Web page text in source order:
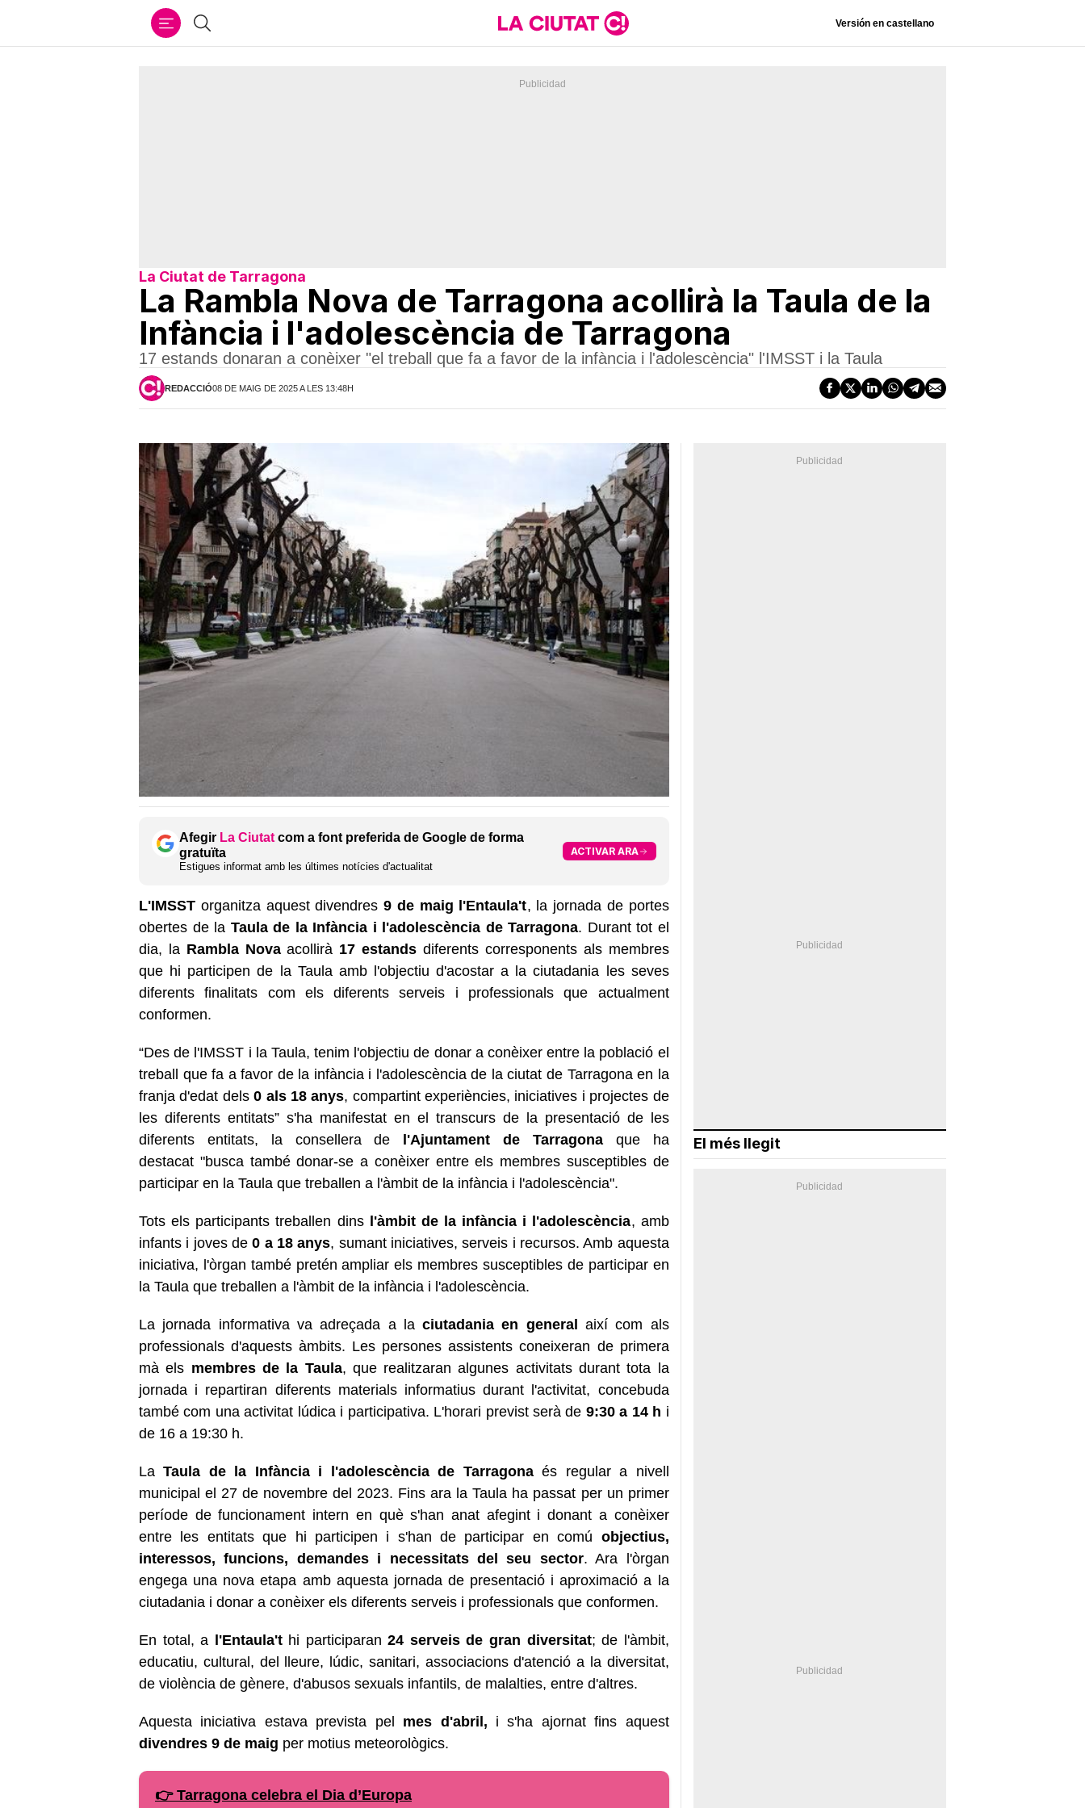
Cercar Versión en castellano
La Ciutat de Tarragona
La Rambla Nova de Tarragona acollirà la Taula de la
Infància i l'adolescència de Tarragona
17 estands donaran a conèixer "el treball que fa a favor de la infància i l'adolescència" l'IMSST i la Taula
REDACCIÓ08 DE MAIG DE 2025 A LES 13:48H
Afegir La Ciutat com a font preferida de Google de forma
gratuïta
Estigues informat amb les últimes notícies d'actualitat
ACTIVAR ARA
L'IMSST organitza aquest divendres9 de maig l'Entaula't, la jornada de portes
obertes de la Taula de la Infància i l'adolescència de Tarragona. Durant tot el
dia, la Rambla Novaacollirà 17 estands diferents corresponents als membres
que hi participen de la Taula amb l'objectiu d'acostar a la ciutadania les seves
diferents finalitats com els diferents serveis i professionals que actualment
conformen.
“Des de l'IMSST i la Taula, tenim l'objectiu de donar a conèixer entre la població el
treball que fa a favor de la infància i l'adolescència de la ciutat de Tarragona en la
franja d'edat dels0 als 18 anys, compartint experiències, iniciatives i projectes de
les diferents entitats” s'ha manifestat en el transcurs de la presentació de les
diferents entitats, la consellera de
l'Ajuntament de Tarragonaque ha
destacat "busca també donar-se a conèixer entre els membres susceptibles de
participar en la Taula que treballen a l'àmbit de la infància i l'adolescència".
Tots els participants treballen dins l'àmbit de la infància i l'adolescència, amb
infants i joves de0 a 18 anys, sumant iniciatives, serveis i recursos. Amb aquesta
iniciativa, l'òrgan també pretén ampliar els membres susceptibles de participar en
la Taula que treballen a l'àmbit de la infància i l'adolescència.
La jornada informativa va adreçada a laciutadania en general
així com als
professionals d'aquests àmbits. Les persones assistents coneixeran de primera
mà els membres de la Taula, que realitzaran algunes activitats durant tota la
jornada i repartiran diferents materials informatius durant l'activitat, concebuda
també com una activitat lúdica i participativa. L'horari previst serà de 9:30 a 14 h i
de 16 a 19:30 h.
La Taula de la Infància i l'adolescència de Tarragonaés regular a nivell
municipal el 27 de novembre del 2023. Fins ara la Taula ha passat per un primer
període de funcionament intern en què s'han anat afegint i donant a conèixer
entre les entitats que hi participen i s'han de participar en comú objectius,
interessos, funcions, demandes i necessitats del seu sector. Ara l'òrgan
engega una nova etapa amb aquesta jornada de presentació i aproximació a la
ciutadania i donar a conèixer els diferents serveis i professionals que conformen.
En total, a l'Entaula'thi participaran 24 serveis de gran diversitat; de l'àmbit,
educatiu, cultural, del lleure, lúdic, sanitari, associacions d'atenció a la diversitat,
de violència de gènere, d'abusos sexuals infantils, de malalties, entre d'altres.
Aquesta iniciativa estava prevista pel mes d'abril, i s'ha ajornat fins aquest
divendres 9 de maig per motius meteorològics.
👉 Tarragona celebra el Dia d’Europa
El més llegit